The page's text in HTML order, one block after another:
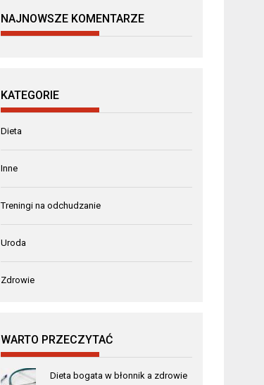
NAJNOWSZE KOMENTARZE
KATEGORIE
Dieta
Inne
Treningi na odchudzanie
Uroda
Zdrowie
WARTO PRZECZYTAĆ
Dieta bogata w błonnik a zdrowie